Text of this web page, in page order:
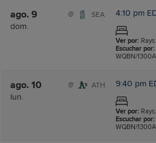
ago. 9
dom.
@ SEA 4:10 pm
Ver por:
Escuchar por:
WQBN/
ago. 10
lun.
@ ATH 9:40 pm
Ver por:
Escuchar por:
WQBN/